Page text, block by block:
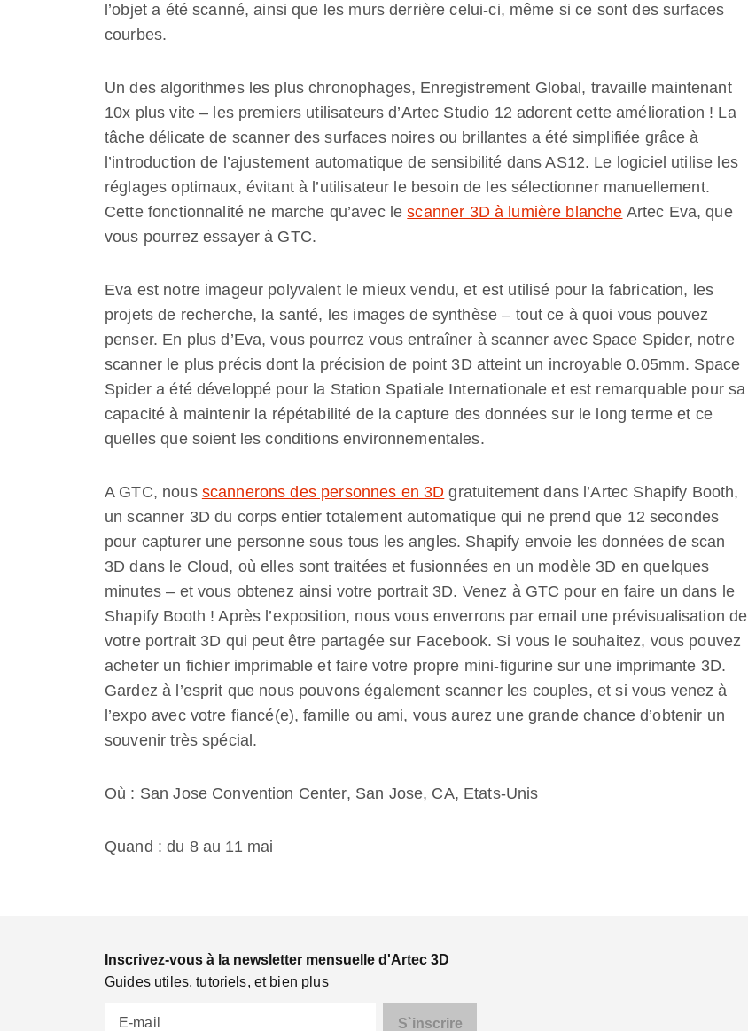
l’objet a été scanné, ainsi que les murs derrière celui-ci, même si ce sont des surfaces
courbes.
Un des algorithmes les plus chronophages, Enregistrement Global, travaille maintenant
10x plus vite – les premiers utilisateurs d’Artec Studio 12 adorent cette amélioration ! La
tâche délicate de scanner des surfaces noires ou brillantes a été simplifiée grâce à
l’introduction de l’ajustement automatique de sensibilité dans AS12. Le logiciel utilise les
réglages optimaux, évitant à l’utilisateur le besoin de les sélectionner manuellement.
Cette fonctionnalité ne marche qu’avec lescanner 3D à lumière blanche Artec Eva, que
vous pourrez essayer à GTC.
Eva est notre imageur polyvalent le mieux vendu, et est utilisé pour la fabrication, les
projets de recherche, la santé, les images de synthèse – tout ce à quoi vous pouvez
penser. En plus d’Eva, vous pourrez vous entraîner à scanner avec Space Spider, notre
scanner le plus précis dont la précision de point 3D atteint un incroyable 0.05mm. Space
Spider a été développé pour la Station Spatiale Internationale et est remarquable pour sa
capacité à maintenir la répétabilité de la capture des données sur le long terme et ce
quelles que soient les conditions environnementales.
A GTC, nous scannerons des personnes en 3D gratuitement dans l’Artec Shapify Booth,
un scanner 3D du corps entier totalement automatique qui ne prend que 12 secondes
pour capturer une personne sous tous les angles. Shapify envoie les données de scan
3D dans le Cloud, où elles sont traitées et fusionnées en un modèle 3D en quelques
minutes – et vous obtenez ainsi votre portrait 3D. Venez à GTC pour en faire un dans le
Shapify Booth ! Après l’exposition, nous vous enverrons par email une prévisualisation de
votre portrait 3D qui peut être partagée sur Facebook. Si vous le souhaitez, vous pouvez
acheter un fichier imprimable et faire votre propre mini-figurine sur une imprimante 3D.
Gardez à l’esprit que nous pouvons également scanner les couples, et si vous venez à
l’expo avec votre fiancé(e), famille ou ami, vous aurez une grande chance d’obtenir un
souvenir très spécial.
Où : San Jose Convention Center, San Jose, CA, Etats-Unis
Quand : du 8 au 11 mai
Inscrivez-vous à la newsletter mensuelle d'Artec 3D
Guides utiles, tutoriels, et bien plus
E-mail